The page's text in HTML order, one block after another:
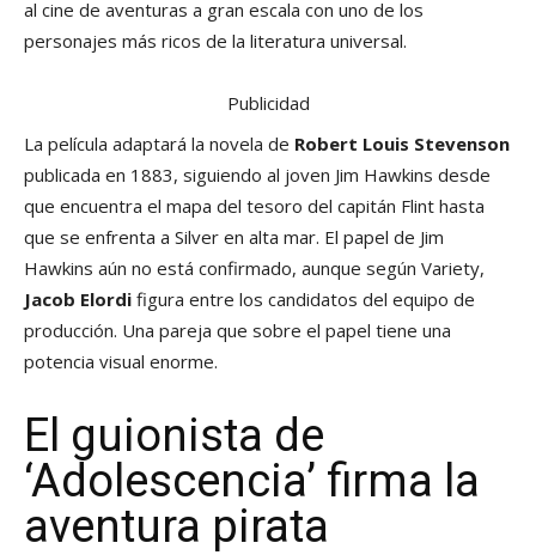
al cine de aventuras a gran escala con uno de los
personajes más ricos de la literatura universal.
Publicidad
La película adaptará la novela de Robert Louis Stevenson
publicada en 1883, siguiendo al joven Jim Hawkins desde
que encuentra el mapa del tesoro del capitán Flint hasta
que se enfrenta a Silver en alta mar. El papel de Jim
Hawkins aún no está confirmado, aunque según Variety,
Jacob Elordi figura entre los candidatos del equipo de
producción. Una pareja que sobre el papel tiene una
potencia visual enorme.
El guionista de
‘Adolescencia’ firma la
aventura pirata